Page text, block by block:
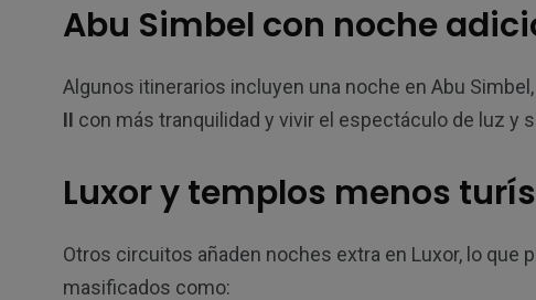
Abu Simbel con noche
Algunos itinerarios incluyen una noche en Abu
II con más tranquilidad y vivir el espectáculo de luz y
Luxor y templos menos
Otros circuitos añaden noches extra en Luxor, lo
masificados como: